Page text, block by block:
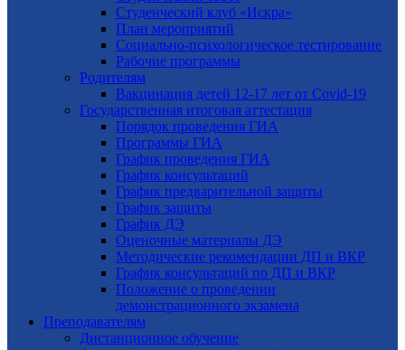
Студенческий клуб «Искра»
План мероприятий
Социально-психологическое тестирование
Рабочие программы
Родителям
Вакцинация детей 12-17 лет от Covid-19
Государственная итоговая аттестация
Порядок проведения ГИА
Программы ГИА
График проведения ГИА
График консультаций
График предварительной защиты
График защиты
График ДЭ
Оценочные материалы ДЭ
Методические рекомендации ДП и ВКР
График консультаций по ДП и ВКР
Положение о проведении
демонстрационного экзамена
Преподавателям
Дистанционное обучение